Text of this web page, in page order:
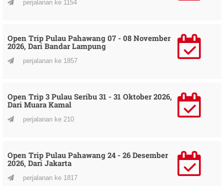
perjalanan ke 1154
Open Trip Pulau Pahawang 07 - 08 November
2026, Dari Bandar Lampung
perjalanan ke 1857
Open Trip 3 Pulau Seribu 31 - 31 Oktober 2026,
Dari Muara Kamal
perjalanan ke 210
Open Trip Pulau Pahawang 24 - 26 Desember
2026, Dari Jakarta
perjalanan ke 1817